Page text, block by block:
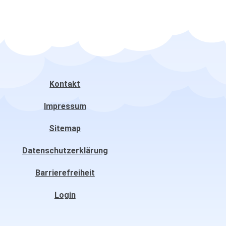
Kontakt
Impressum
Sitemap
Datenschutzerklärung
Barrierefreiheit
Login